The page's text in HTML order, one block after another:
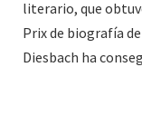
literario, que
Prix de biografía
Diesbach ha